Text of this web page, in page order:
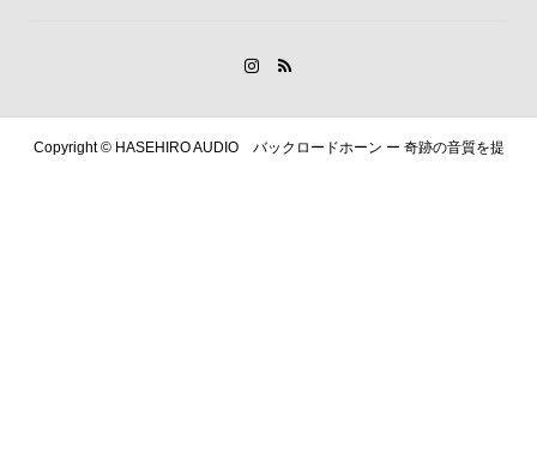
Copyright ©HASEHIRO AUDIO バックロードホーン ー 奇跡の音質を提